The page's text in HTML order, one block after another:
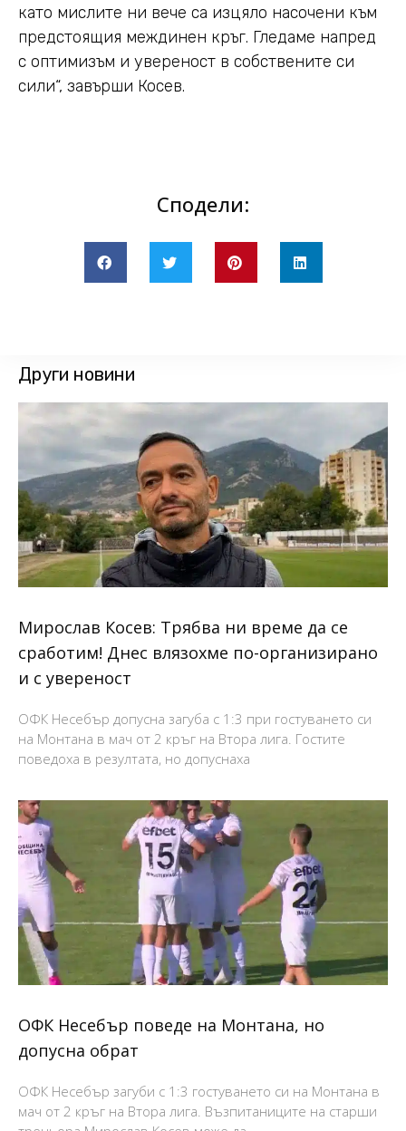
като мислите ни вече са изцяло насочени към
предстоящия междинен кръг. Гледаме напред
с оптимизъм и увереност в собствените си
сили“, завърши Косев.
Сподели:
Други новини
Мирослав Косев: Трябва ни време да се
сработим! Днес влязохме по-организирано
и с увереност
ОФК Несебър допусна загуба с 1:3 при гостуването си
на Монтана в мач от 2 кръг на Втора лига. Гостите
поведоха в резултата, но допуснаха
ОФК Несебър поведе на Монтана, но
допусна обрат
ОФК Несебър загуби с 1:3 гостуването си на Монтана в
мач от 2 кръг на Втора лига. Възпитаниците на старши